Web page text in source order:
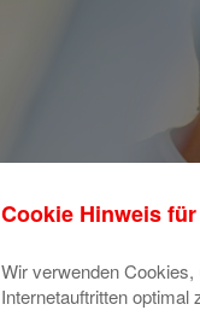
Cookie Hinweis für
Wir verwenden
Internetauftritten optimal